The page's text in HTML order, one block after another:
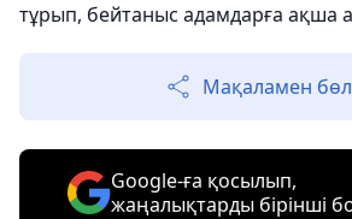
тұрып, бейтаныс адамдарға ақша
Мақаламен
Google-ға қосылып,
жаңалықтарды бірінші